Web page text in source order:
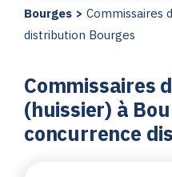
Bourges > Commissaires
distribution Bourges
Commissaires
(huissier) à
concurrence